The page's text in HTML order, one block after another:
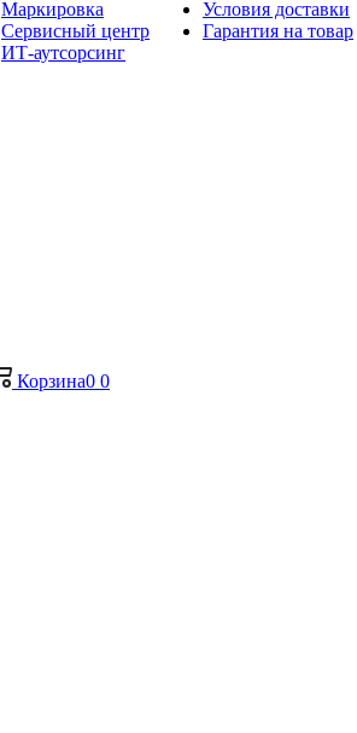
Маркировка
Сервисный центр
ИТ-аутсорсинг
Условия доставки
Гарантия на товар
Корзина0 0